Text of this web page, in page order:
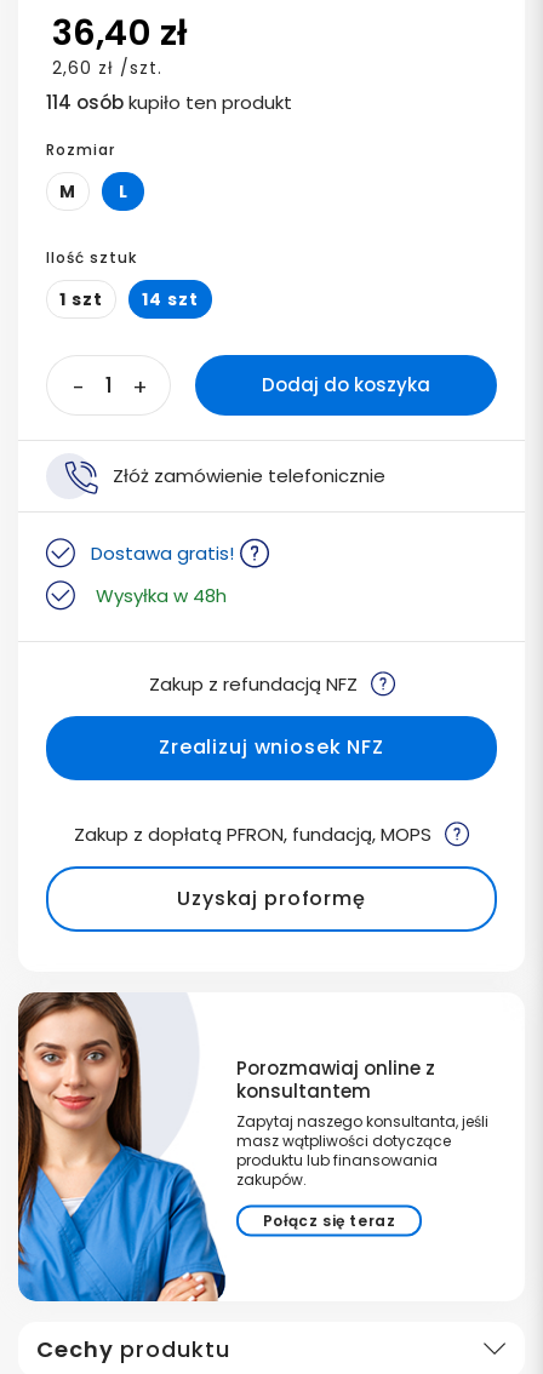
36,40 zł
2,60 zł /szt.
114 osóbkupiło ten produkt
Rozmiar
M L
Ilość sztuk
1 szt 14 szt
- + Dodaj do koszyka
Złóż zamówienie telefonicznie
Dostawa gratis!
Wysyłka w 48h
Zakup z refundacją NFZ
Zrealizuj wniosek NFZ
Zakup z dopłatą PFRON, fundacją, MOPS
Uzyskaj proformę
Porozmawiaj online z
konsultantem
Zapytaj naszego konsultanta, jeśli
masz wątpliwości dotyczące
produktu lub finansowania
zakupów.
Połącz się teraz
Cechy produktu